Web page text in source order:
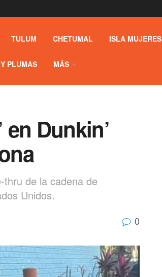
TULUM CHETUMAL ISLA MUJERES
PLUMAS MÁS
en Dunkin’
thru de la cadena de
Unidos.
0